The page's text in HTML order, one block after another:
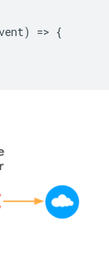
) => {